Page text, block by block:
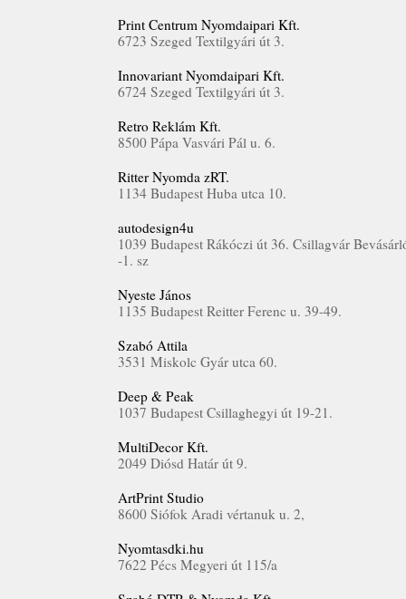
Print Centrum Nyomdaipari Kft.
6723 Szeged Textilgyári út 3.
Innovariant Nyomdaipari Kft.
6724 Szeged Textilgyári út 3.
Retro Reklám Kft.
8500 Pápa Vasvári Pál u. 6.
Ritter Nyomda zRT.
1134 Budapest Huba utca 10.
autodesign4u
1039 Budapest Rákóczi út 36. Csillagvár
-1. sz
Nyeste János
1135 Budapest Reitter Ferenc u. 39-49.
Szabó Attila
3531 Miskolc Gyár utca 60.
Deep & Peak
1037 Budapest Csillaghegyi út 19-21.
MultiDecor Kft.
2049 Diósd Határ út 9.
ArtPrint Studio
8600 Siófok Aradi vértanuk u. 2,
Nyomtasdki.hu
7622 Pécs Megyeri út 115/a